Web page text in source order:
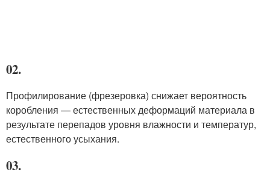
02.
Профилирование (фрезеровка) снижает вероятность
коробления — естественных деформаций материала в
результате перепадов уровня влажности и температур,
естественного усыхания.
03.